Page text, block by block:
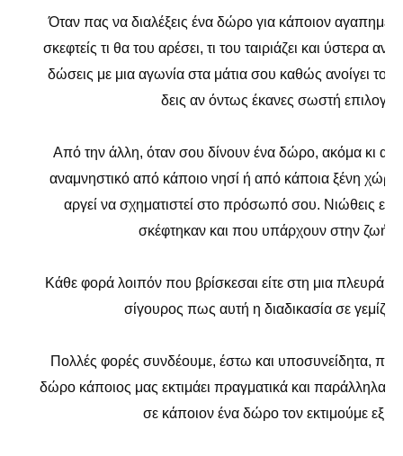
Όταν πας να διαλέξεις ένα δώρο για κάποιον
σκεφτείς τι θα του αρέσει, τι του ταιριάζει και ύστερα
δώσεις με μια αγωνία στα μάτια σου καθώς ανοίγει το
δεις αν όντως έκανες σωστή επιλογή.
Από την άλλη, όταν σου δίνουν ένα δώρο, ακόμα κι αν
αναμνηστικό από κάποιο νησί ή από κάποια ξένη
αργεί να σχηματιστεί στο πρόσωπό σου. Νιώθεις
σκέφτηκαν και που υπάρχουν στην ζωή
Κάθε φορά λοιπόν που βρίσκεσαι είτε στη μια πλευρά
σίγουρος πως αυτή η διαδικασία σε γεμίζει
Πολλές φορές συνδέουμε, έστω και υποσυνείδητα, πως
δώρο κάποιος μας εκτιμάει πραγματικά και παράλληλα
σε κάποιον ένα δώρο τον εκτιμούμε